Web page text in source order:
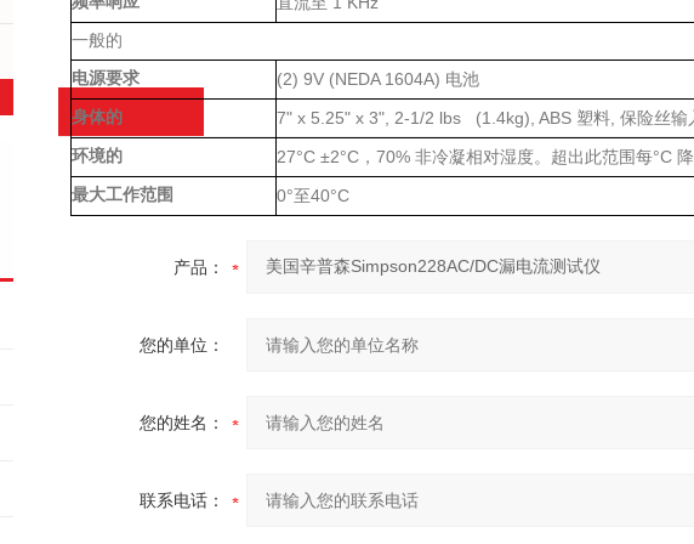
一般的
电源要求 (2) 9V (NEDA 1604A) 电池
身体的 7" x 5.25" x 3", 2-1/2 lbs (1.4kg), ABS 塑料 ,保险丝输
环境的 27°C ±2°C ，70%非冷凝相对湿度。超出此范围每°C
最大工作范围 0°至40°C
产品：
您的单位：
您的姓名：
联系电话：